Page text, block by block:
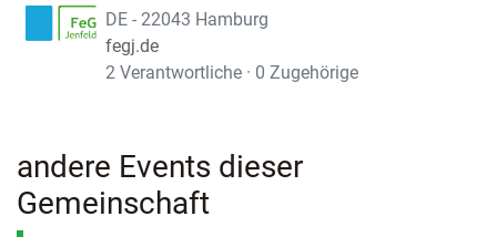
DE - 22043 Hamburg
fegj.de
2 Verantwortliche · 0 Zugehörige
andere Events dieser
Gemeinschaft